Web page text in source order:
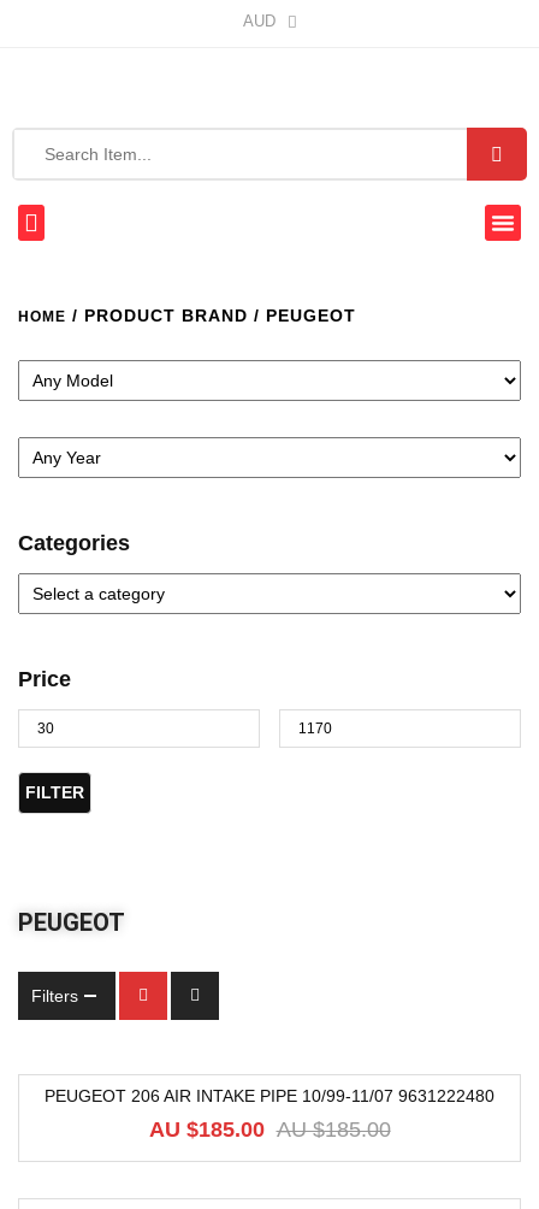
AUD
HOME / PRODUCT BRAND / PEUGEOT
Categories
Price
FILTER
PEUGEOT
Filters
PEUGEOT 206 AIR INTAKE PIPE 10/99-11/07 9631222480
AU $185.00
AU $185.00